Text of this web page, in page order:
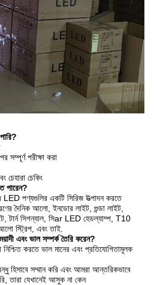
সম্পূর্ণ পরীক্ষা করা
চেহারা চেকিং
পারেন?
পণ্যগুলির একটি সিরিজ উত্পাদন করতে
দৈনিক আলো, ইনডোর লাইট, গুন্ডা লাইট,
টার্ন সিগন্যাল, সিar LED হেডল্যাম্প, T10
স্ট্রিপ, এবং তাই.
এবং ভাল সম্পর্ক তৈরি করেন?
করতে ভাল মানের এবং প্রতিযোগিতামূলক
হিসাবে সম্মান করি এবং আমরা আন্তরিকভাবে
তারা যেখানেই আসুক না কেন